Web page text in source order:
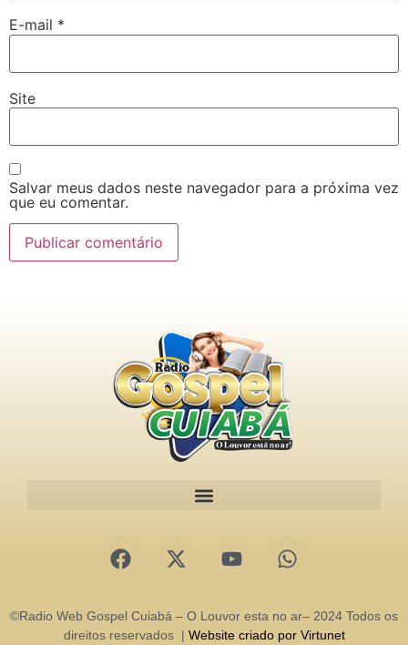
E-mail *
Site
Salvar meus dados neste navegador para a próxima vez
que eu comentar.
©Radio Web Gospel Cuiabá – O Louvor esta no ar– 2024 Todos os
direitos reservados | Website criado por Virtunet